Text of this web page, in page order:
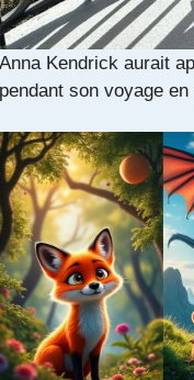
Anna Kendrick aurait
pendant son voyage